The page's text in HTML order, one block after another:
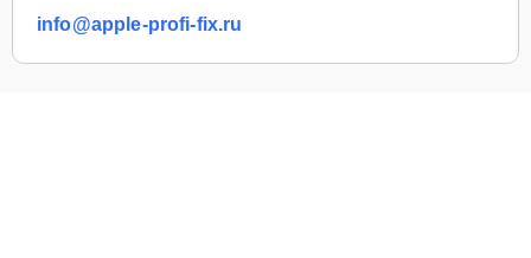
info@apple-profi-fix.ru